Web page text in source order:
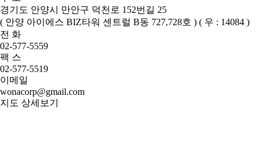
경기도 안양시 만안구 덕천로 152번길 25
( 안양 아이에스 BIZ타워 센트럴 B동 727,728호 ) ( 우 : 14084 )
전 화
02-577-5559
팩 스
02-577-5519
이메일
wonacorp@gmail.com
지도 상세보기